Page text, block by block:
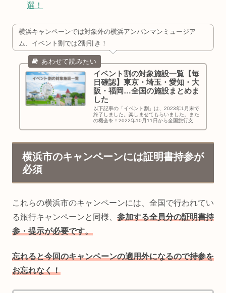
選！
横浜キャンペーンでは対象外の横浜アンパンマンミュージア
ム、イベント割では2割引き！
イベント割の対象施設一覧【毎
日確認】東京・埼玉・愛知・大
阪・福岡…全国の施設まとめま
した
以下記事の「イベント割」は、2023年1月末で
終了しました。楽しませてもらいました。また
の機会を！2022年10月11日から全国旅行支援
横浜市のキャンペーンには証明書持参が
必須
これらの横浜市のキャンペーンには、全国で行われてい
る旅行キャンペーンと同様、 参加する全員分の証明書持
参・提示が必要です。
忘れると今回のキャンペーンの適用外になるので持参を
お忘れなく！